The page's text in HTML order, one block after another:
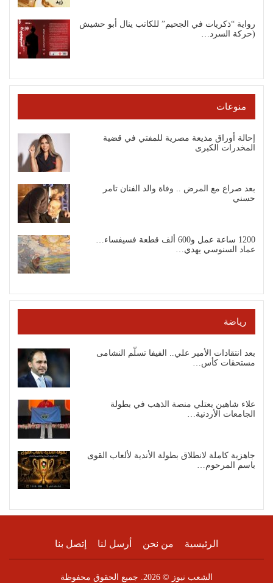
رواية “ذكريات في الجحيم” للكاتب ينال أبو حشيش
(حركة السرد…
منوعات
إحالة أوراق مذيعة مصرية للمفتي في قضية
المخدرات الكبرى
بعد صراع مع المرض .. وفاة والد الفنان تامر
حسني
1200 ساعة عمل و600 ألف قطعة فسيفساء…
عماد السنوسي يهدي…
رياضة
بعد انتقادات الأمير علي.. الفيفا تسلّم النشامى
مستحقات كأس…
علاء شاهين يعتلي منصة الذهب في بطولة
الجامعات الأردنية…
جاهزية كاملة لانطلاق بطولة الأندية لألعاب القوى
باسم المرحوم…
الرئيسية من نحن أرسل لنا إتصل بنا
الشعب نيوز © 2026. جميع الحقوق محفوظة